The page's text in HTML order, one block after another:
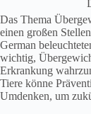
Das Thema
einen großen
German
wichtig,
Erkrankung
Tiere könne
Umdenken, um